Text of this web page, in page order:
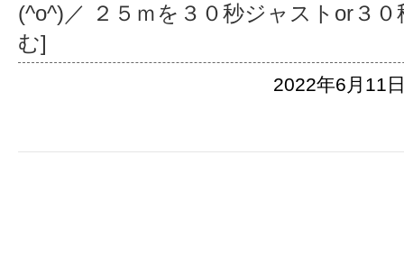
(^o^)／ ２５ｍを３０秒ジャストor３０
む]
2022年6月11